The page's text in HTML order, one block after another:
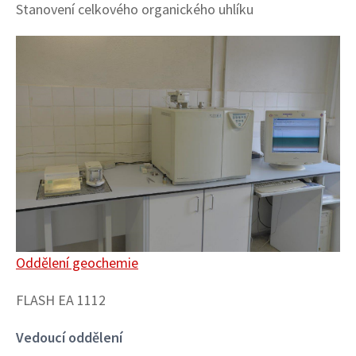
Stanovení celkového organického uhlíku
Oddělení geochemie
FLASH EA 1112
Vedoucí oddělení